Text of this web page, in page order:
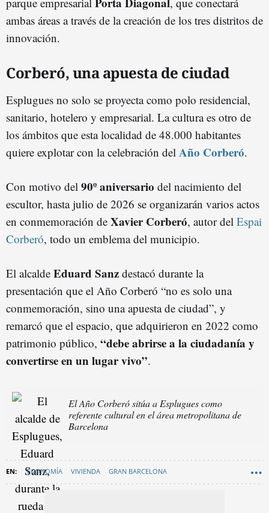
ambas áreas a través de la creación de los tres distritos de
innovación.
Corberó, una apuesta de ciudad
Esplugues no solo se proyecta como polo residencial,
sanitario, hotelero y empresarial. La cultura es otro de
los ámbitos que esta localidad de 48.000 habitantes
quiere explotar con la celebración del Año Corberó.
Con motivo del 90º aniversario del nacimiento del
escultor, hasta julio de 2026 se organizarán varios actos
en conmemoración de Xavier Corberó, autor del Espai
Corberó, todo un emblema del municipio.
El alcalde Eduard Sanz destacó durante la
presentación que el Año Corberó “no es solo una
conmemoración, sino una apuesta de ciudad”, y
remarcó que el espacio, que adquirieron en 2022 como
patrimonio público, “debe abrirse a la ciudadanía y
convertirse en un lugar vivo”.
El Año Corberó sitúa a Esplugues como
referente cultural en el área metropolitana de
Barcelona
ECONOMÍA VIVIENDA GRAN BARCELONA
ESPLUGUES DE LLOBREGAT